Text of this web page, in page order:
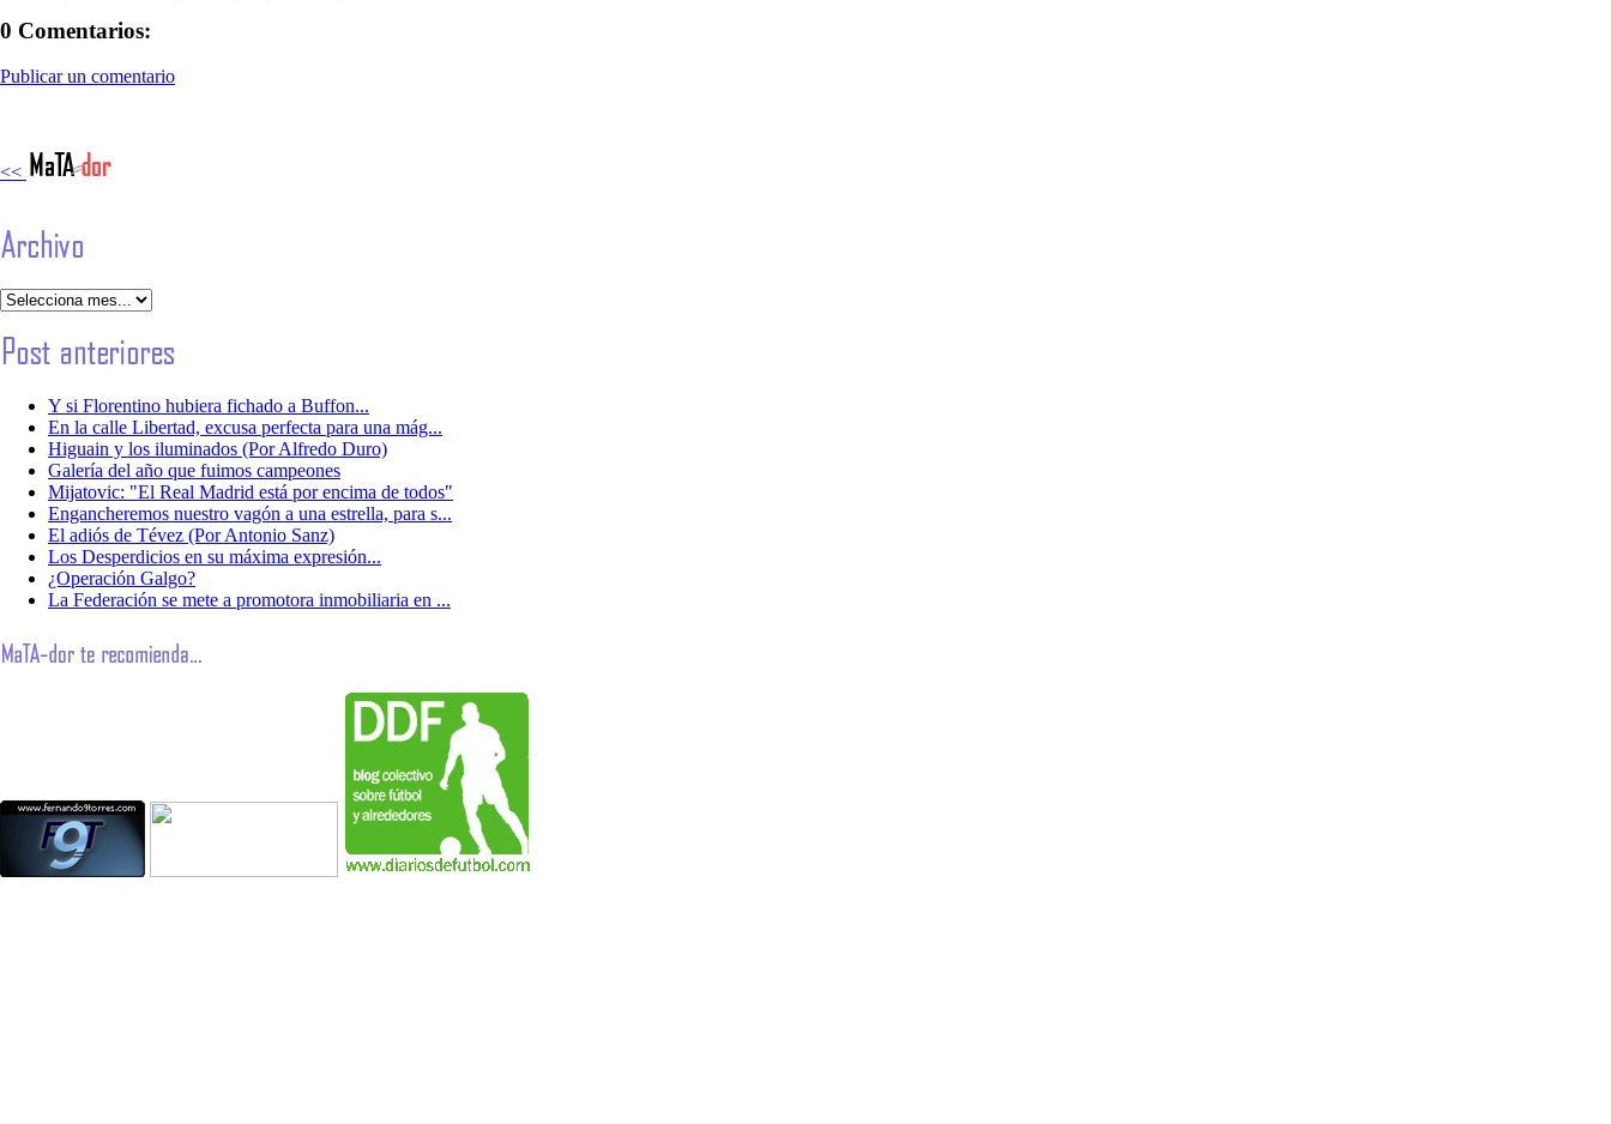
0 Comentarios:
Publicar un comentario
<<
Y si Florentino hubiera fichado a Buffon...
En la calle Libertad, excusa perfecta para una mág...
Higuain y los iluminados (Por Alfredo Duro)
Galería del año que fuimos campeones
Mijatovic: "El Real Madrid está por encima de todos"
Engancheremos nuestro vagón a una estrella, para s...
El adiós de Tévez (Por Antonio Sanz)
Los Desperdicios en su máxima expresión...
¿Operación Galgo?
La Federación se mete a promotora inmobiliaria en ...